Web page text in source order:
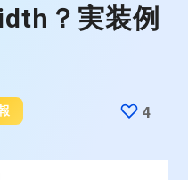
？実装例
4